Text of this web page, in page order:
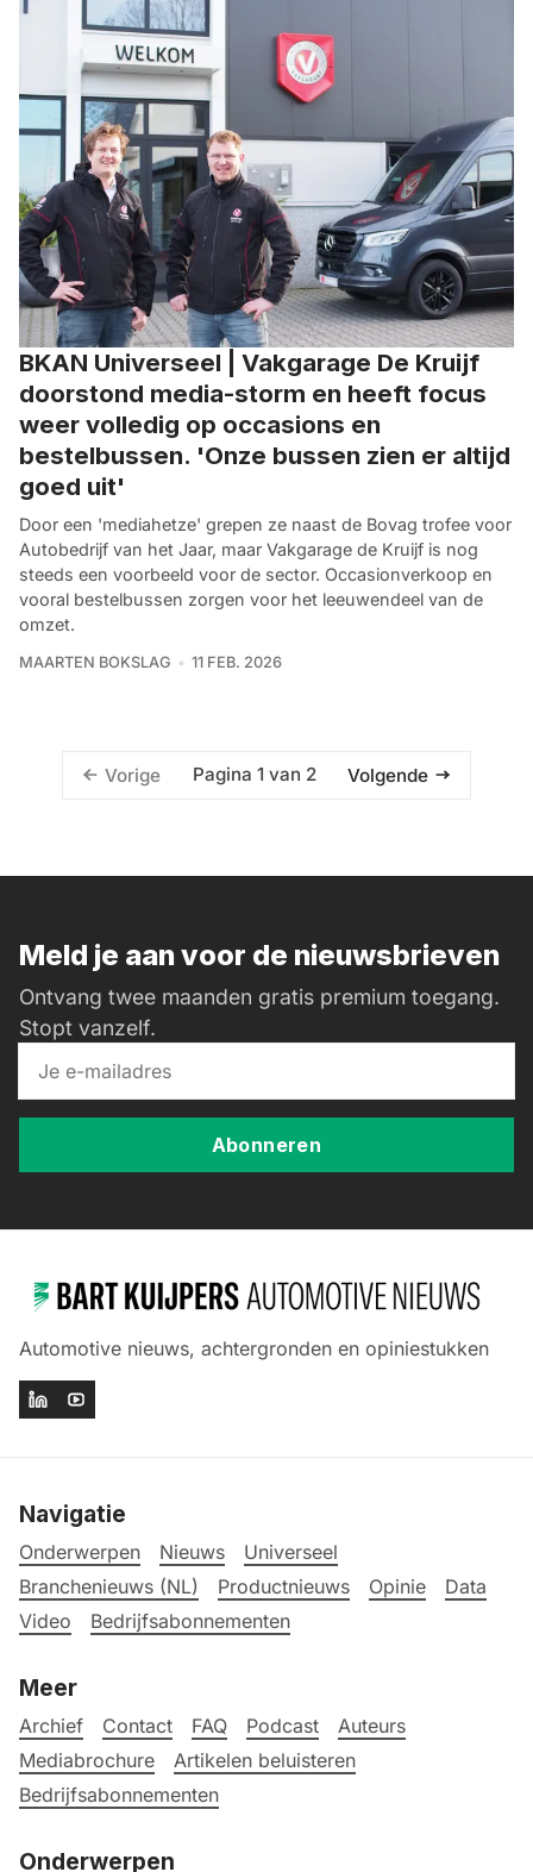
BKAN Universeel | Vakgarage De Kruijf
doorstond media-storm en heeft focus
weer volledig op occasions en
bestelbussen. 'Onze bussen zien er altijd
goed uit'
Door een 'mediahetze' grepen ze naast de Bovag trofee voor
Autobedrijf van het Jaar, maar Vakgarage de Kruijf is nog
steeds een voorbeeld voor de sector. Occasionverkoop en
vooral bestelbussen zorgen voor het leeuwendeel van de
omzet.
MAARTEN BOKSLAG 11 FEB. 2026
Vorige Pagina 1 van 2 Volgende
Meld je aan voor de nieuwsbrieven
Ontvang twee maanden gratis premium toegang.
Stopt vanzelf.
Abonneren
Automotive nieuws, achtergronden en opiniestukken
Navigatie
Onderwerpen Nieuws
Universeel
Branchenieuws (NL)
Productnieuws Opinie
Data
Video
Bedrijfsabonnementen
Meer
Archief Contact FAQ Podcast
Auteurs
Mediabrochure
Artikelen beluisteren
Bedrijfsabonnementen
Onderwerpen